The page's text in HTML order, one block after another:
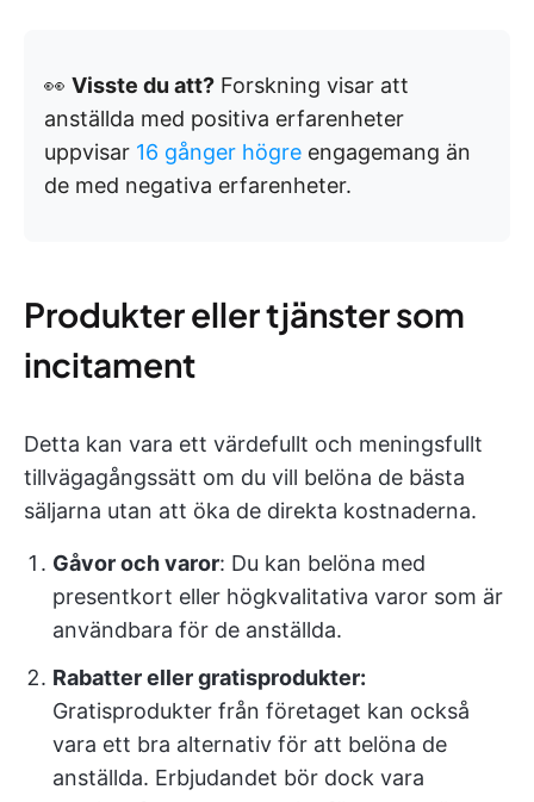
👀 Visste du att? Forskning visar att
anställda med positiva erfarenheter
uppvisar 16 gånger högre engagemang än
de med negativa erfarenheter.
Produkter eller tjänster som
incitament
Detta kan vara ett värdefullt och meningsfullt
tillvägagångssätt om du vill belöna de bästa
säljarna utan att öka de direkta kostnaderna.
Gåvor och varor: Du kan belöna med
presentkort eller högkvalitativa varor som är
användbara för de anställda.
Rabatter eller gratisprodukter:
Gratisprodukter från företaget kan också
vara ett bra alternativ för att belöna de
anställda. Erbjudandet bör dock vara